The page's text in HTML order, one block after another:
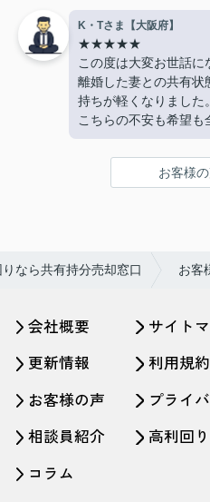
上村さん、有難うござ
K・Tさま【大阪府】
★★★★★
この度は大変お世話に
離婚した妻との共有状
持ちが軽くなりました。
こちらの不安も希望も
た心遣いに感謝しかあ
持分を売りたいなら
れる事を私からおす
お客様
なら共有持分売却窓口 お客
会社概要
更新情報
お客様の声
相談員紹介
コラム
サイト
利用規約
プライ
高利回